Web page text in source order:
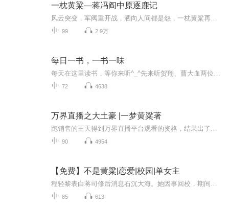
一枕黄粱—蒋冯阎中原逐鹿记
99 2.9万
每日一书，一书一味
72 4638
万界直播之大土豪 |一梦黄粱著
90 4954
【免费】不是黄粱|恋爱|校园|单女主
85 613